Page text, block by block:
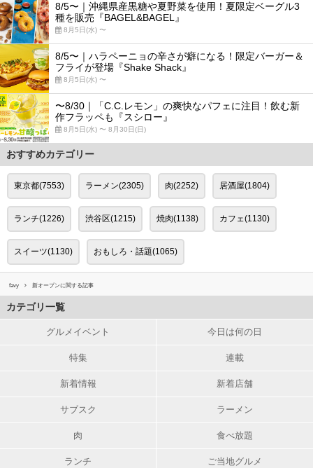
8/5〜｜沖縄県産黒糖や夏野菜を使用！夏限定ベーグル3
種を販売『BAGEL&BAGEL』
8月5日(水) 〜
8/5〜｜ハラペーニョの辛さが癖になる！限定バーガー＆
フライが登場『Shake Shack』
8月5日(水) 〜
〜8/30｜「C.C.レモン」の爽快なパフェに注目！飲む新
作フラッペも『スシロー』
8月5日(水) 〜 8月30日(日)
おすすめカテゴリー
東京都(7553) ラーメン(2305) 肉(2252) 居酒屋(1804)
ランチ(1226) 渋谷区(1215) 焼肉(1138) カフェ(1130)
スイーツ(1130) おもしろ・話題(1065)
favy 新オープンに関する記事
カテゴリ一覧
グルメイベント 今日は何の日
特集 連載
新着情報 新着店舗
サブスク ラーメン
肉 食べ放題
ランチ ご当地グルメ